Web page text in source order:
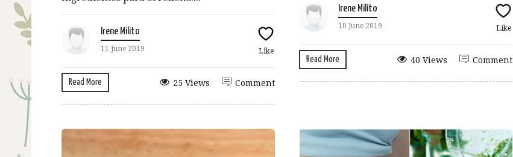
Irene Milito
11 June 2019 Like
Read More Comment
25 Views
Irene Milito
10 June 2019 Like
Read More Comment
40 Views